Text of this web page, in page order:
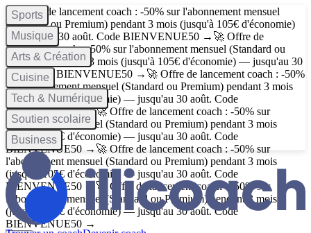
🚀 Offre de lancement coach : -50% sur l'abonnement mensuel
(Standard ou Premium) pendant 3 mois (jusqu'à 105€ d'économie)
— jusqu'au 30 août. Code BIENVENUE50 → 🚀 Offre de
lancement coach : -50% sur l'abonnement mensuel (Standard ou
Premium) pendant 3 mois (jusqu'à 105€ d'économie) — jusqu'au 30
août. Code BIENVENUE50 → 🚀 Offre de lancement coach : -50%
sur l'abonnement mensuel (Standard ou Premium) pendant 3 mois
(jusqu'à 105€ d'économie) — jusqu'au 30 août. Code
BIENVENUE50→🚀 Offre de lancement coach : -50% sur
l'abonnement mensuel (Standard ou Premium) pendant 3 mois
(jusqu'à 105€ d'économie) — jusqu'au 30 août. Code
BIENVENUE50→🚀 Offre de lancement coach : -50% sur
l'abonnement mensuel (Standard ou Premium) pendant 3 mois
(jusqu'à 105€ d'économie) — jusqu'au 30 août. Code
BIENVENUE50
🚀 Offre de lancement coach : -50% sur
l'abonnement mensuel (Standard ou Premium) pendant 3 mois
(jusqu'à 105€ d'économie) — jusqu'au 30 août. Code
BIENVENUE50 →
Sports
Musique
Arts & Création
Cuisine
Tech & Numérique
Soutien scolaire
Business